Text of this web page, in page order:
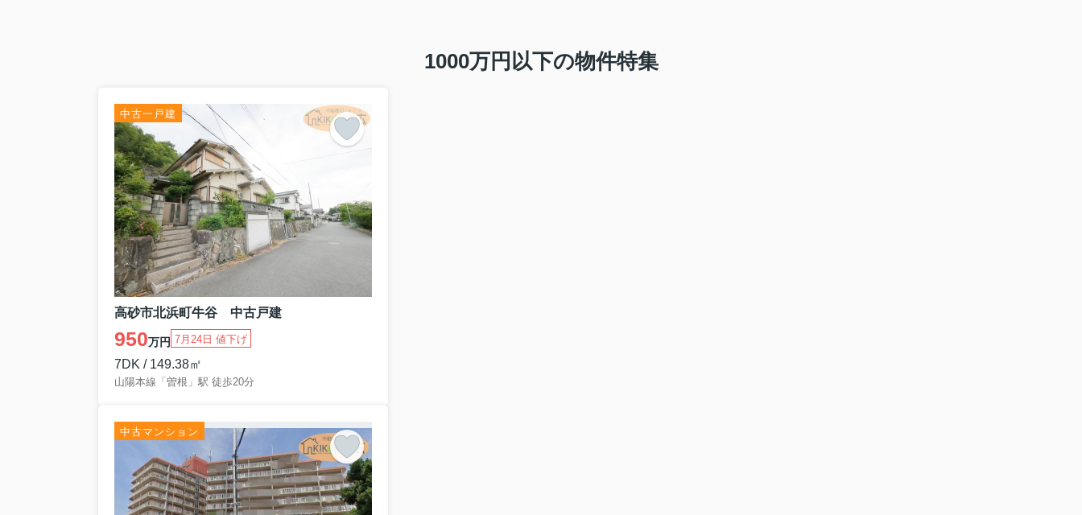
★間取 ：4LDK
★価格 ：3,098万円
⇒物件詳細はこちらをクリックくださいませ
他号棟も値下げとなります
★種別 ：新築戸建（全5棟）
★住所 ：姫路市西庄4期
★号棟 ：2号棟
★間取 ：4LDK
★価格 ：2,498万円
⇒物件詳細はこちらをクリックくださいませ
3.4.5号棟も値下げとなります
★種別 ：新築戸建（残２棟）
★住所 ：稲美町中村1期
★号棟 ：2号棟
★間取 ：4LDK
★価格 ：2,798万円
⇒物件詳細はこちらをクリックくださいませ
おすすめ物件
JR網干駅徒歩21分
駐車2台 リフォーム完成
〇姫路市御国野町御着 中古戸建〇
成約御礼
〇加古郡稲美町六分一 土地〇
750万円
1000万円以下の物件特集
中古一戸建
高砂市北浜町牛谷 中古戸建
950万円 7月24日 値下げ
7DK / 149.38㎡
山陽本線「曽根」駅 徒歩20分
中古マンション